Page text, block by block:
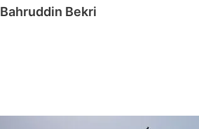
Bahruddin Bekri